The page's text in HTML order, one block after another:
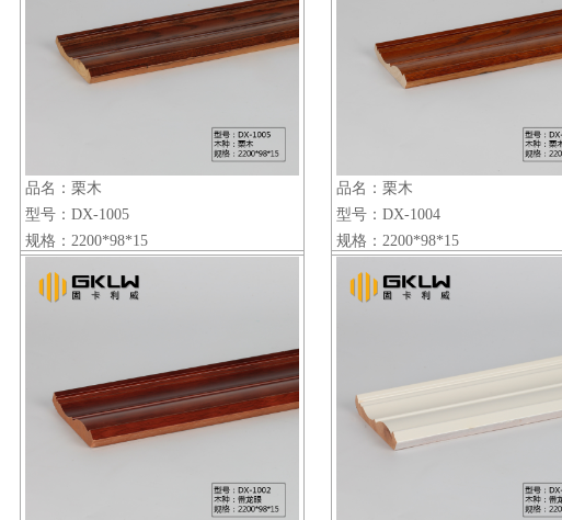
品名：栗木
型号：DX-1005
规格：2200*98*15
品名：栗木
型号：DX-1004
规格：2200*98*15